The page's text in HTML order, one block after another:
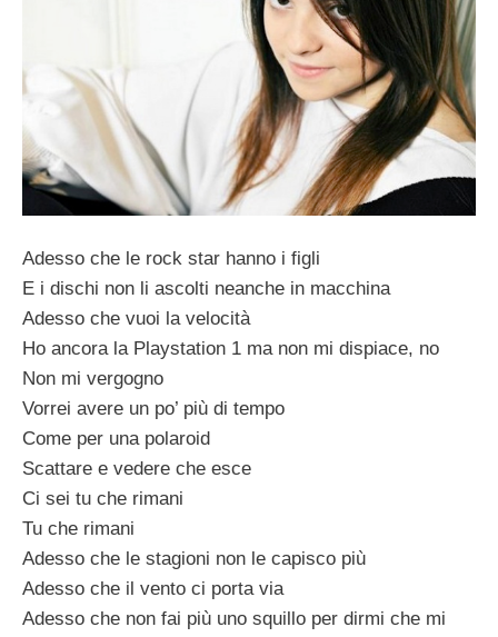
Adesso che le rock star hanno i figli
E i dischi non li ascolti neanche in macchina
Adesso che vuoi la velocità
Ho ancora la Playstation 1 ma non mi dispiace, no
Non mi vergogno
Vorrei avere un po’ più di tempo
Come per una polaroid
Scattare e vedere che esce
Ci sei tu che rimani
Tu che rimani
Adesso che le stagioni non le capisco più
Adesso che il vento ci porta via
Adesso che non fai più uno squillo per dirmi che mi